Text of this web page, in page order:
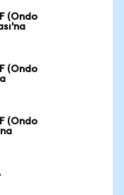
(Ondo
(Ondo
(Ondo